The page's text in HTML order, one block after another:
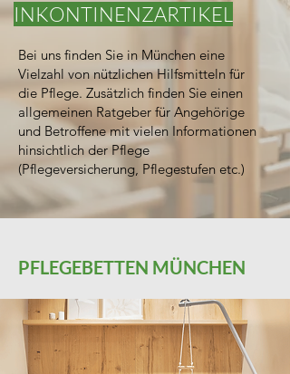
INKONTINENZARTIKEL
Bei uns finden Sie in München eine
Vielzahl von nützlichen Hilfsmitteln für
die Pflege. Zusätzlich finden Sie einen
allgemeinen Ratgeber für Angehörige
und Betroffene mit vielen Informationen
hinsichtlich der Pflege
(Pflegeversicherung, Pflegestufen etc.)
PFLEGEBETTEN MÜNCHEN